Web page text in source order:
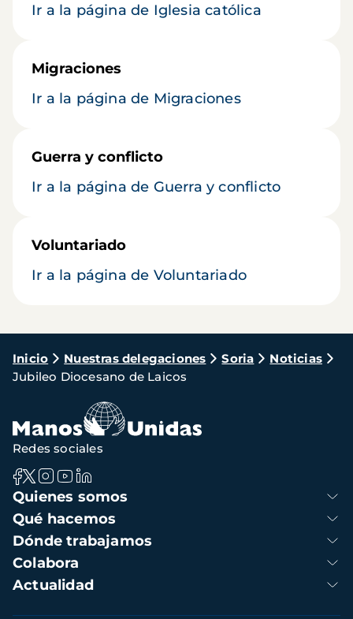
Ir a la página de Iglesia católica
Migraciones
Ir a la página de Migraciones
Guerra y conflicto
Ir a la página de Guerra y conflicto
Voluntariado
Ir a la página de Voluntariado
Ruta
de
navegación
Inicio Nuestras delegaciones Soria
Noticias
Jubileo Diocesano de Laicos
Navegación
principal
Quienes somos
Qué hacemos
Dónde trabajamos
Colabora
Actualidad
Redes sociales